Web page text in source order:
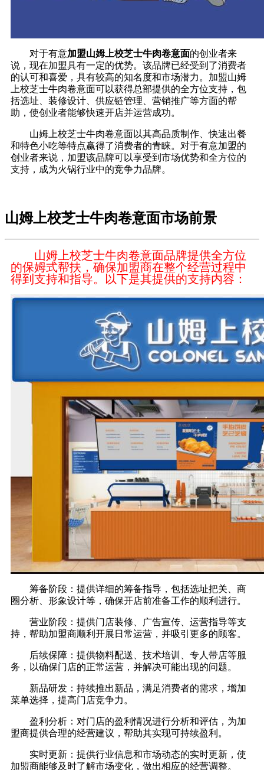
对于有意加盟山姆上校芝士牛肉卷意面的创业者来
说，现在加盟具有一定的优势。该品牌已经受到了消费者
的认可和喜爱，具有较高的知名度和市场潜力。加盟山姆
上校芝士牛肉卷意面可以获得总部提供的全方位支持，包
括选址、装修设计、供应链管理、营销推广等方面的帮
助，使创业者能够快速开店并运营成功。
山姆上校芝士牛肉卷意面以其高品质制作、快速出餐
和特色小吃等特点赢得了消费者的青睐。对于有意加盟的
创业者来说，加盟该品牌可以享受到市场优势和全方位的
支持，成为火锅行业中的竞争力品牌。
山姆上校芝士牛肉卷意面市场前景
山姆上校芝士牛肉卷意面品牌提供全方位
的保姆式帮扶，确保加盟商在整个经营过程中
得到支持和指导。以下是其提供的支持内容：
筹备阶段：提供详细的筹备指导，包括选址把关、商
圈分析、形象设计等，确保开店前准备工作的顺利进行。
营业阶段：提供门店装修、广告宣传、运营指导等支
持，帮助加盟商顺利开展日常运营，并吸引更多的顾客。
后续保障：提供物料配送、技术培训、专人带店等服
务，以确保门店的正常运营，并解决可能出现的问题。
新品研发：持续推出新品，满足消费者的需求，增加
菜单选择，提高门店竞争力。
盈利分析：对门店的盈利情况进行分析和评估，为加
盟商提供合理的经营建议，帮助其实现可持续盈利。
实时更新：提供行业信息和市场动态的实时更新，使
加盟商能够及时了解市场变化，做出相应的经营调整。